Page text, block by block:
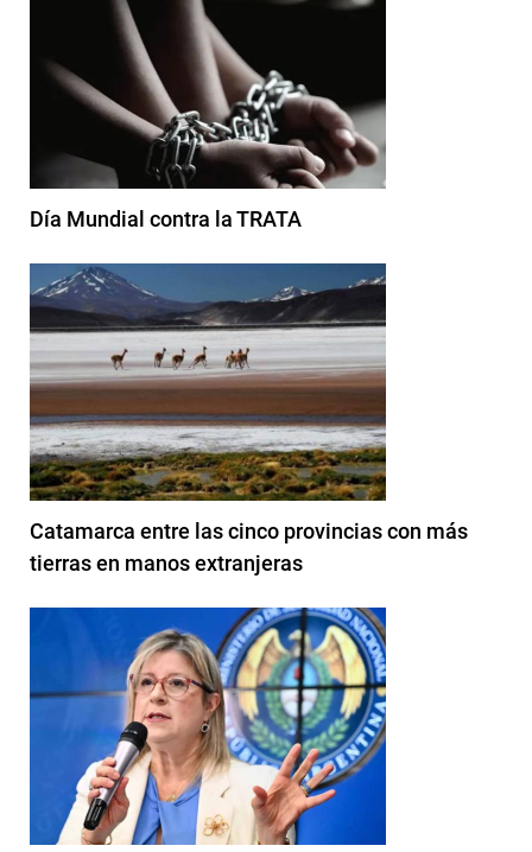
Día Mundial contra la TRATA
Catamarca entre las cinco provincias con más
tierras en manos extranjeras